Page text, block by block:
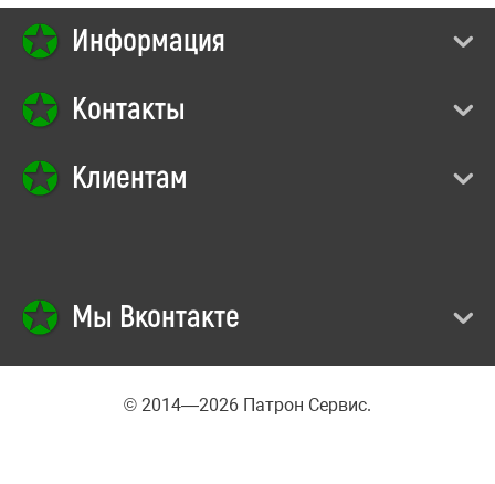
Информация
Контакты
Клиентам
Мы Вконтакте
© 2014—2026 Патрон Сервис.